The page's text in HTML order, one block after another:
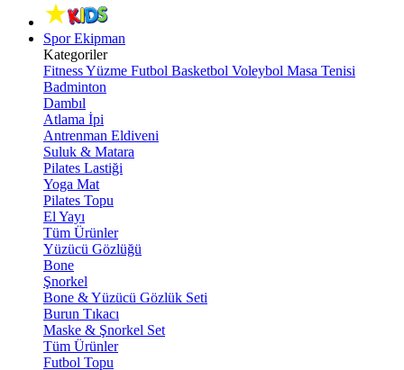
Spor Ekipman
Kategoriler
FitnessYüzme Futbol Basketbol Voleybol Masa Tenisi
Badminton
Dambıl
Atlama İpi
Antrenman Eldiveni
Suluk & Matara
Pilates Lastiği
Yoga Mat
Pilates Topu
El Yayı
Tüm Ürünler
Yüzücü Gözlüğü
Bone
Şnorkel
Bone & Yüzücü Gözlük Seti
Burun Tıkacı
Maske & Şnorkel Set
Tüm Ürünler
Futbol Topu